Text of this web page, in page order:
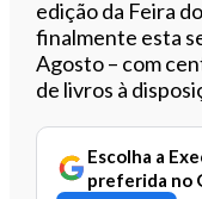
edição da Feira
finalmente esta
Agosto – com
de livros à
Escolha a
preferida no